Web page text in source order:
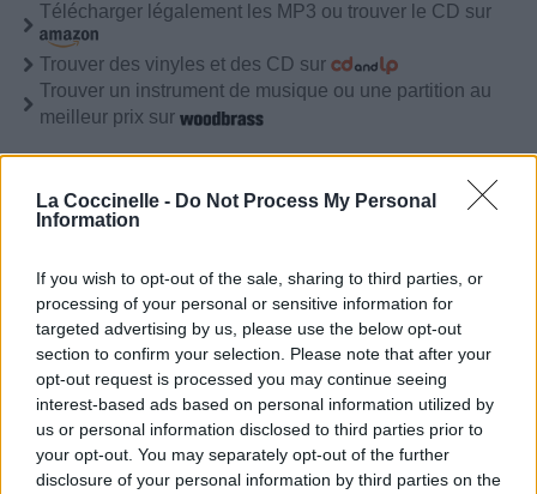
La Coccinelle - Do Not Process My Personal
Information
If you wish to opt-out of the sale, sharing to third parties, or
processing of your personal or sensitive information for
targeted advertising by us, please use the below opt-out
section to confirm your selection. Please note that after your
opt-out request is processed you may continue seeing
interest-based ads based on personal information utilized by
us or personal information disclosed to third parties prior to
your opt-out. You may separately opt-out of the further
disclosure of your personal information by third parties on the
Télécharger légalement les MP3 ou trouver le CD sur
Trouver des vinyles et des CD sur
Trouver un instrument de musique ou une partition au
meilleur prix sur
⇑
Paroles Téléchargement
Vidéos
Voir la vidéo de «Sincère»